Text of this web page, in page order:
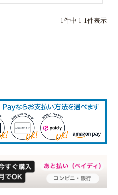
1件中 1-1件表示